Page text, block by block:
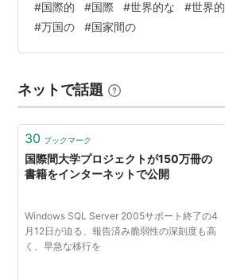
#国際的 #国際 #世界的な #世界的
#万国の #国家間の
ネットで話題
30 ブックマーク
国際間大学プロジェクトが150万冊の
書籍をインターネットで公開
Windows SQL Server 2005サポート終了の4
月12日が迫る、報告済み脆弱性の深刻度も高
く、早急な移行を